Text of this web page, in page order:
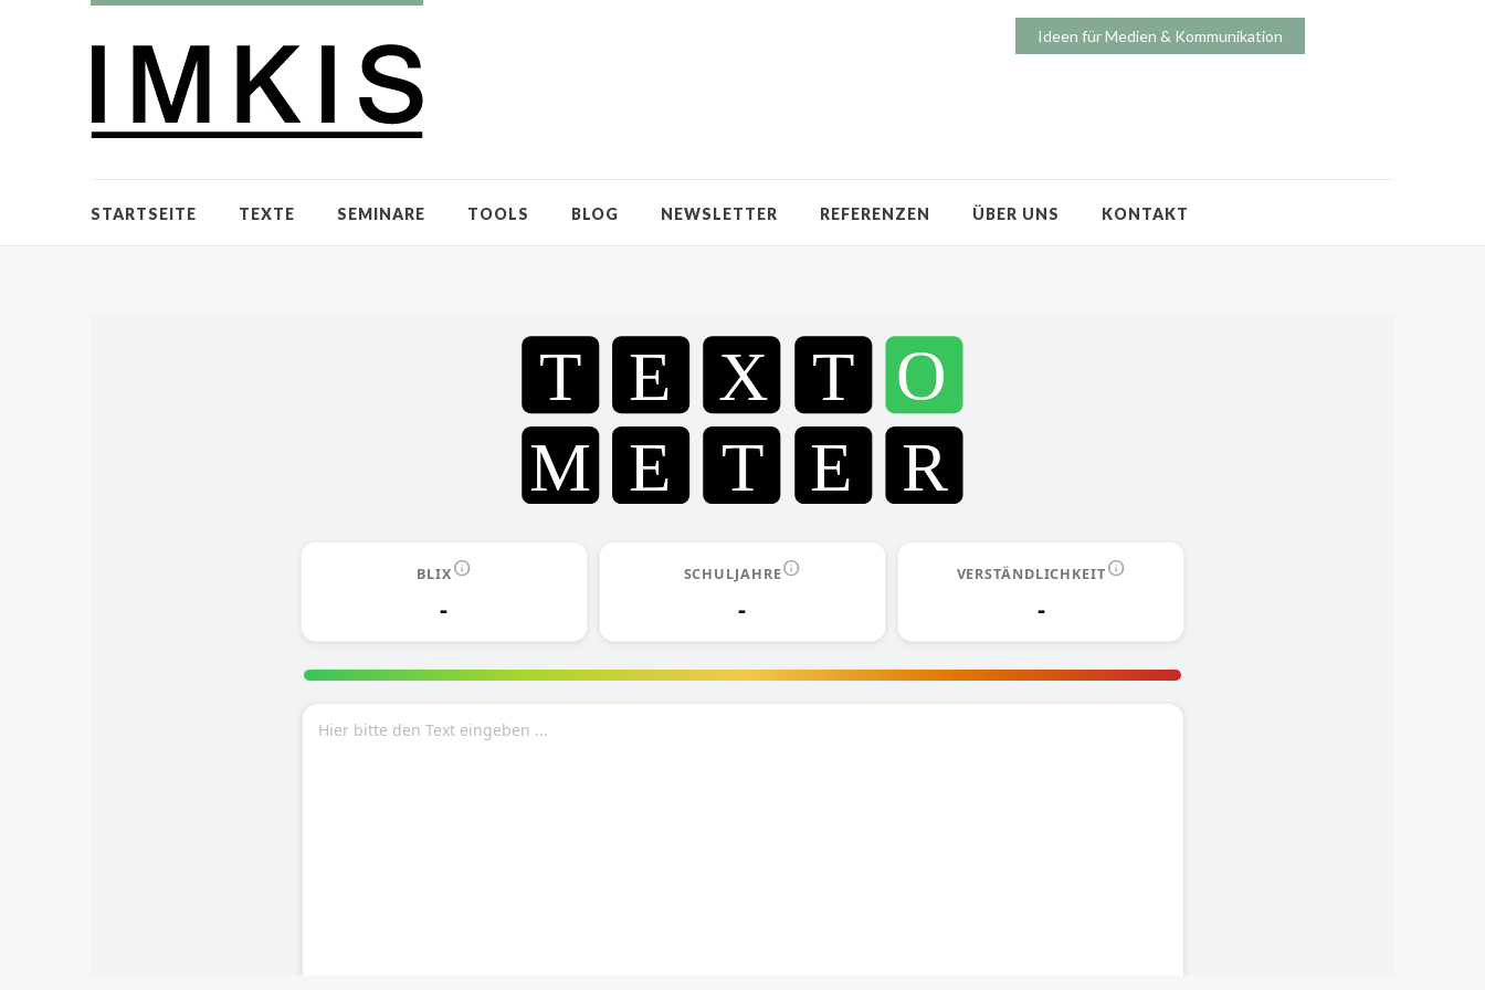
Ideen für Medien & Kommunikation
STARTSEITE TEXTE SEMINARE TOOLS BLOG NEWSLETTER REFERENZEN ÜBER UNS KONTAKT